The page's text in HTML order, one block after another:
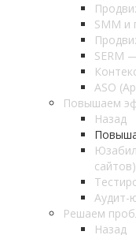
SMM и
SERM
ASO
Повышаем
Назад
сайтов)
Аудит-
Решаем
Назад